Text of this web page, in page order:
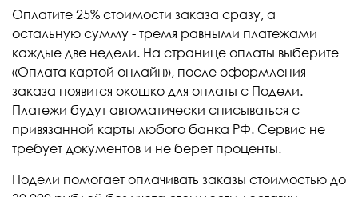
Оплатите 25% стоимости заказа сразу, а
остальную сумму - тремя равными платежами
каждые две недели. На странице оплаты выберите
«Оплата картой онлайн», после оформления
заказа появится окошко для оплаты с Подели.
Платежи будут автоматически списываться с
привязанной карты любого банка РФ. Сервис не
требует документов и не берет проценты.
Подели помогает оплачивать заказы стоимостью до